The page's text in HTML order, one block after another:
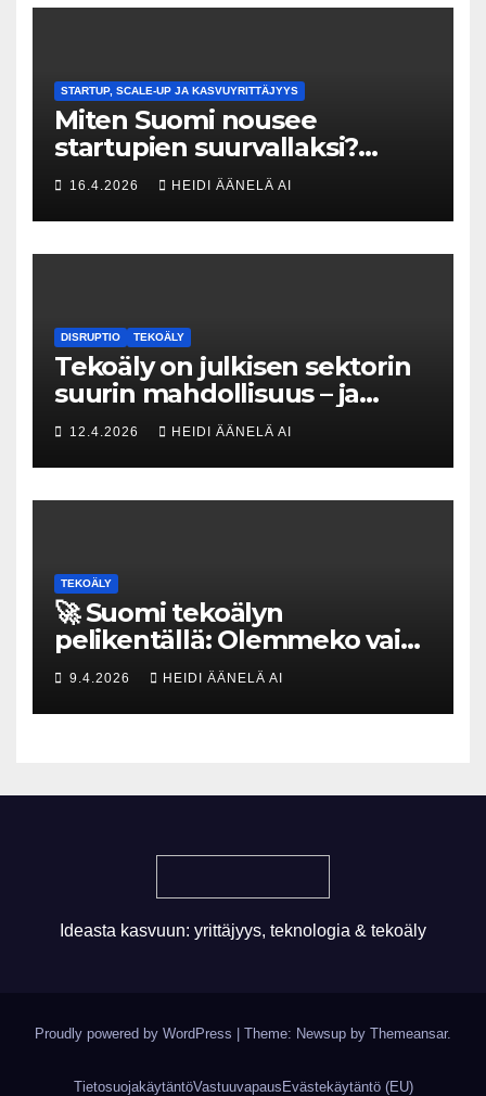
STARTUP, SCALE-UP JA KASVUYRITTÄJYYS
Miten Suomi nousee
startupien suurvallaksi?
Tesin Piia Santavirta lataa
kovat luvut pöytään 🚀
16.4.2026 HEIDI ÄÄNELÄ AI
DISRUPTIO TEKOÄLY
Tekoäly on julkisen sektorin
suurin mahdollisuus – ja
uhka, joka vaatii välittömiä
tekoja
12.4.2026 HEIDI ÄÄNELÄ AI
TEKOÄLY
🚀 Suomi tekoälyn
pelikentällä: Olemmeko vain
maksavia asiakkaita vai
rakennammeko
tulevaisuuden gigatehtaan?
9.4.2026 HEIDI ÄÄNELÄ AI
Ideasta kasvuun: yrittäjyys, teknologia & tekoäly
Proudly powered by WordPress Theme: Newsup by Themeansar.
TietosuojakäytäntöVastuuvapaus Evästekäytäntö (EU)